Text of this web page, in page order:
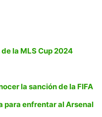
la MLS Cup 2024
la sanción de la FIFA
para enfrentar al Arsenal